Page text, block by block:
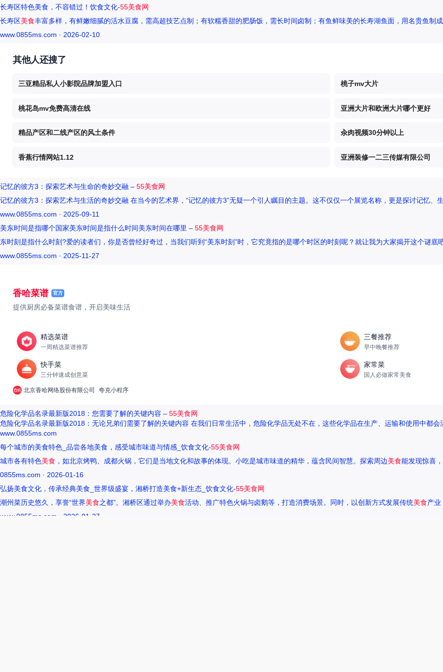
长寿区特色美食，不容错过！饮食文化-55美食网
长寿区美食丰富多样，有鲜嫩细腻的活水豆腐，需高超技艺点制；有软糯香甜的肥肠饭，需长时间卤制；有鱼鲜味美的长寿湖鱼面，用名贵鱼制
www.0855ms.com · 2026-02-10
其他人还搜了
三亚精品私人小影院品牌加盟入口 桃子mv大片
桃花岛mv免费高清在线 亚洲大片和欧洲大片哪个更好
精品产区和二线产区的风土条件 汆肉视频30分钟以上
香蕉行情网站1.12 亚洲装修一二三传媒有限公司
记忆的彼方3：探索艺术与生命的奇妙交融 – 55美食网
记忆的彼方3：探索艺术与生活的奇妙交融 在当今的艺术界，“记忆的彼方3”无疑一个引人瞩目的主题。这不仅仅一个展览名称，更是探讨记忆
www.0855ms.com · 2025-09-11
美东时间是指哪个国家美东时间是指什么时间美东时间在哪里 – 55美食网
东时刻是指什么时刻?爱的读者们，你是否曾经好奇过，当我们听到“美东时刻”时，它究竟指的是哪个时区的时刻呢？就让我为大家揭开这个谜
www.0855ms.com · 2025-11-27
香哈菜谱 官方
提供厨房必备菜谱食谱，开启美味生活
精选菜谱
一周精选菜谱推荐
三餐推荐
早中晚餐推荐
快手菜
三分钟速成创意菜
家常菜
国人必做家常美食
北京香哈网络股份有限公司 夸克小程序
危险化学品名录最新版2018：您需要了解的关键内容 – 55美食网
危险化学品名录最新版2018：无论兄弟们需要了解的关键内容 在我们日常生活中，危险化学品无处不在，这些化学品在生产、运输和使用中都
www.0855ms.com
每个城市的美食特色_品尝各地美食，感受城市味道与情感_饮食文化-55美食网
城市各有特色美食 ，如北京烤鸭、成都火锅，它们是当地文化和故事的体现。小吃是城市味道的精华，蕴含民间智慧。探索周边美食能发现惊喜
0855ms.com · 2026-01-16
弘扬美食文化，传承经典美食_世界级盛宴，湘桥打造美食+新生态_饮食文化-55美食网
潮州菜历史悠久，享誉“世界美食之都”。湘桥区通过举办美食活动、推广特色火锅与卤鹅等，打造消费场景。同时，以创新方式发展传统美食产业
www.0855ms.com · 2026-01-27